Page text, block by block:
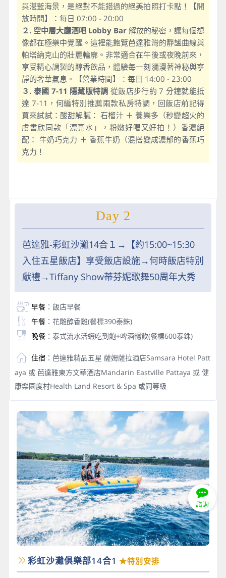
與湛藍海景，是絕對不能錯過的絕美拍照打卡點！【開
放時間】：每日 07:00 - 20:00
２. 空中層大廳酒吧 Lobby Bar解放的秘密，讓每個想
像都在極樂中覺醒。這裡能飽覽芭達雅灣的靜謐曲線與
帕塔納克山的壯麗輪廓。非常適合在午後或夜晚前來，
享受精心調製的醇香飲品，體驗每一刻瀰漫著神秘與寧
靜的奢華氣息。【營業時間】：每日 14:00 - 23:00
３. 泰國 7-11 隱藏版特調 從飯店步行約 7 分鐘就能抵
達 7-11，何編特別推薦兩款私房特調，回飯店前記得
買來試試：酸甜解膩： 石榴汁 ＋ 養樂多（秒變超火的
虞書欣同款「漂亮水」，粉嫩好喝又好拍！）香濃絕
配： 牛奶巧克力 ＋ 香蕉牛奶（混搭變成濃郁的香蕉巧
克力！
Day 2
芭達雅-彩虹沙灘14合１→【約15:00~15:30
入住五星飯店】享受飯店設施→何時飯店特別
獻禮→Tiffany Show蒂芬妮歌舞50周年大秀
早餐：飯店早餐
午餐：花雕醇香雞(餐標390泰銖)
晚餐：泰式流水活蝦吃到飽+啤酒暢飲(餐標600泰銖)
住宿 ：芭達雅精品五星 薩姆薩拉酒店Samsara Hotel Patt
aya 或 芭達雅東方文華酒店Mandarin Eastville Pattaya 或 健
康樂園度村Health Land Resort & Spa 或同等級
彩虹沙灘俱樂部14合1 ★特別安排
諮詢